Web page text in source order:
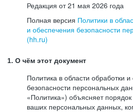
Редакция от 21 мая 2026 года
Полная версия Политики в
и обеспечения безопасности
(hh.ru)
1. О чём этот документ
Политика в области обработки
безопасности персональных
«Политика») объясняет
ваших персональных данных,